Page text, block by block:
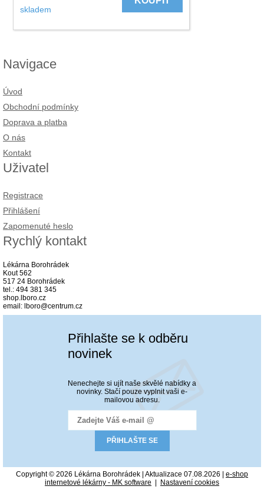
skladem
Navigace
Úvod
Obchodní podmínky
Doprava a platba
O nás
Kontakt
Uživatel
Registrace
Přihlášení
Zapomenuté heslo
Rychlý kontakt
Lékárna Borohrádek
Kout 562
517 24 Borohrádek
tel.: 494 381 345
shop.lboro.cz
email: lboro@centrum.cz
Přihlašte se k odběru
novinek
Nenechejte si ujít naše skvělé nabídky a
novinky. Stačí pouze vyplnit vaši e-
mailovou adresu.
Copyright © 2026 Lékárna Borohrádek | Aktualizace 07.08.2026 | e-shop
internetové lékárny - MK software
Nastavení cookies